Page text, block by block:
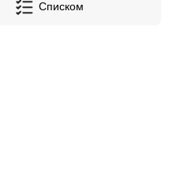
Списком